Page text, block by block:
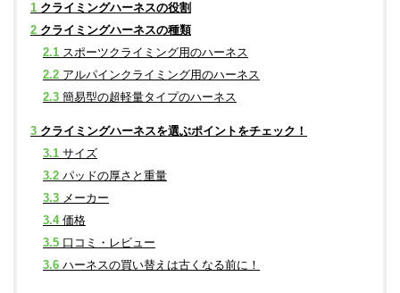
1 クライミングハーネスの役割
2 クライミングハーネスの種類
2.1 スポーツクライミング用のハーネス
2.2 アルパインクライミング用のハーネス
2.3 簡易型の超軽量タイプのハーネス
3 クライミングハーネスを選ぶポイントをチェック！
3.1 サイズ
3.2 パッドの厚さと重量
3.3 メーカー
3.4価格
3.5 口コミ・レビュー
3.6 ハーネスの買い替えは古くなる前に！